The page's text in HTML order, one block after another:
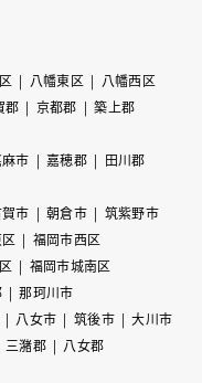
八幡東区
八幡西区
郡 京都郡
築上郡
市 嘉穂郡
田川郡
市 朝倉市
筑紫野市
福岡市西区
福岡市城南区
那珂川市
八女市 筑後市
大川市
三潴郡 八女郡